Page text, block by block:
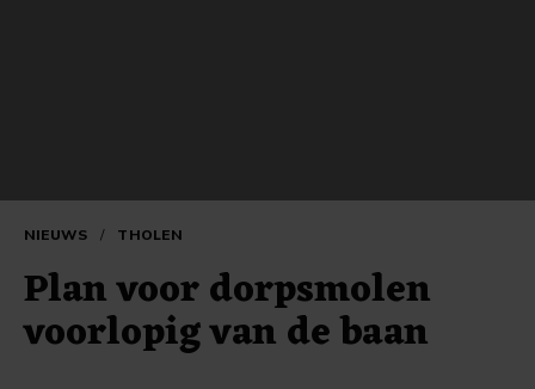
NIEUWS / THOLEN
Plan voor dorpsmolen
voorlopig van de baan